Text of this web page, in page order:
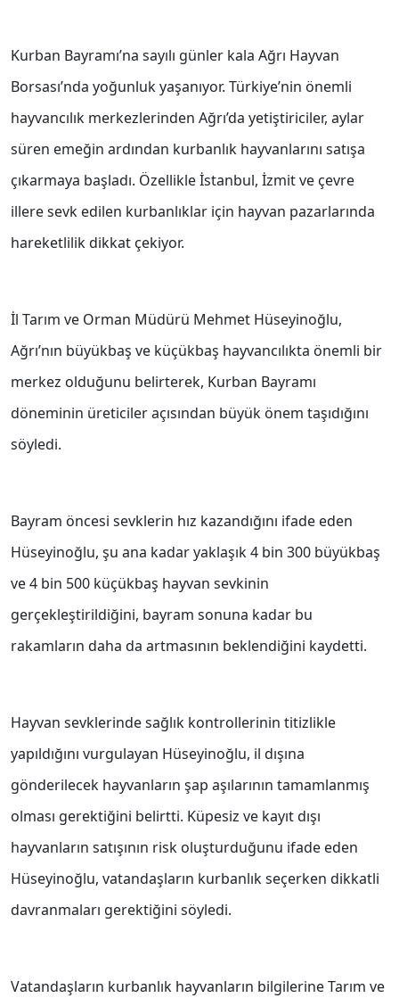
Kurban Bayramı’na sayılı günler kala Ağrı Hayvan
Borsası’nda yoğunluk yaşanıyor. Türkiye’nin önemli
hayvancılık merkezlerinden Ağrı’da yetiştiriciler, aylar
süren emeğin ardından kurbanlık hayvanlarını satışa
çıkarmaya başladı. Özellikle İstanbul, İzmit ve çevre
illere sevk edilen kurbanlıklar için hayvan pazarlarında
hareketlilik dikkat çekiyor.
İl Tarım ve Orman Müdürü Mehmet Hüseyinoğlu,
Ağrı’nın büyükbaş ve küçükbaş hayvancılıkta önemli bir
merkez olduğunu belirterek, Kurban Bayramı
döneminin üreticiler açısından büyük önem taşıdığını
söyledi.
Bayram öncesi sevklerin hız kazandığını ifade eden
Hüseyinoğlu, şu ana kadar yaklaşık 4 bin 300 büyükbaş
ve 4 bin 500 küçükbaş hayvan sevkinin
gerçekleştirildiğini, bayram sonuna kadar bu
rakamların daha da artmasının beklendiğini kaydetti.
Hayvan sevklerinde sağlık kontrollerinin titizlikle
yapıldığını vurgulayan Hüseyinoğlu, il dışına
gönderilecek hayvanların şap aşılarının tamamlanmış
olması gerektiğini belirtti. Küpesiz ve kayıt dışı
hayvanların satışının risk oluşturduğunu ifade eden
Hüseyinoğlu, vatandaşların kurbanlık seçerken dikkatli
davranmaları gerektiğini söyledi.
Vatandaşların kurbanlık hayvanların bilgilerine Tarım ve